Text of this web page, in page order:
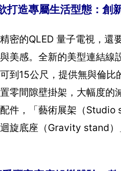
造專屬生活型態：創
密的QLED 量子電視，
美感。全新的美型連結
到15公尺，提供無與倫
零間隙壁掛架，大幅度
件，「藝術展架（
旋底座（Gravity stand